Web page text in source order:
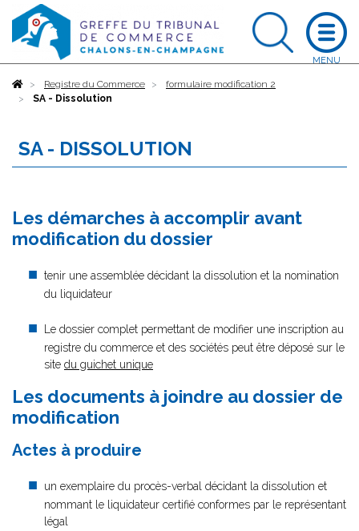
AccueilRegistre du Commerce
formulaire modification 2
SA - Dissolution
SA - DISSOLUTION
Les démarches à accomplir avant
modification du dossier
tenir une assemblée décidant la dissolution et la nomination
du liquidateur
Le dossier complet permettant de modifier une inscription au
registre du commerce et des sociétés peut être déposé sur le
site du guichet unique
Les documents à joindre au dossier de
modification
Actes à produire
un exemplaire du procès-verbal décidant la dissolution et
nommant le liquidateur certifié conformes par le représentant
légal